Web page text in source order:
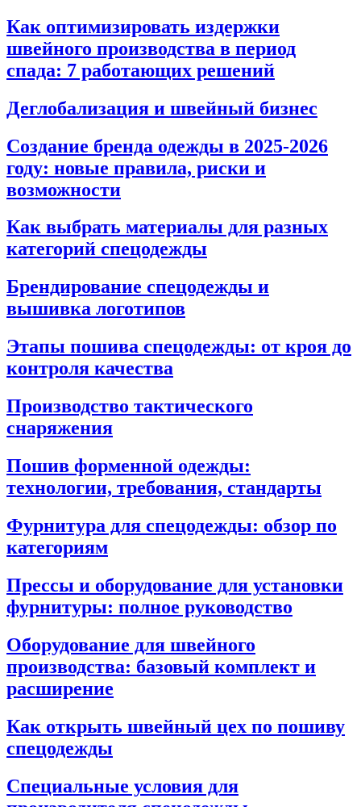
Как оптимизировать издержки
швейного производства в период
спада: 7 работающих решений
Деглобализация и швейный бизнес
Создание бренда одежды в 2025-2026
году: новые правила, риски и
возможности
Как выбрать материалы для разных
категорий спецодежды
Брендирование спецодежды и
вышивка логотипов
Этапы пошива спецодежды: от кроя до
контроля качества
Производство тактического
снаряжения
Пошив форменной одежды:
технологии, требования, стандарты
Фурнитура для спецодежды: обзор по
категориям
Прессы и оборудование для установки
фурнитуры: полное руководство
Оборудование для швейного
производства: базовый комплект и
расширение
Как открыть швейный цех по пошиву
спецодежды
Специальные условия для